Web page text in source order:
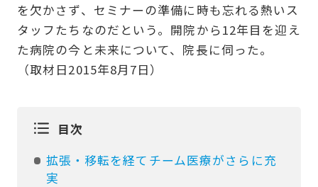
を欠かさず、セミナーの準備に時も忘れる熱いス
タッフたちなのだという。開院から12年目を迎え
た病院の今と未来について、院長に伺った。
（取材日2015年8月7日）
目次
拡張・移転を経てチーム医療がさらに充
実